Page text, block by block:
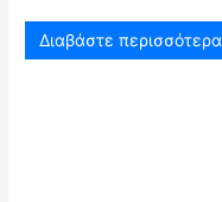
Διαβάστε περισσότερα